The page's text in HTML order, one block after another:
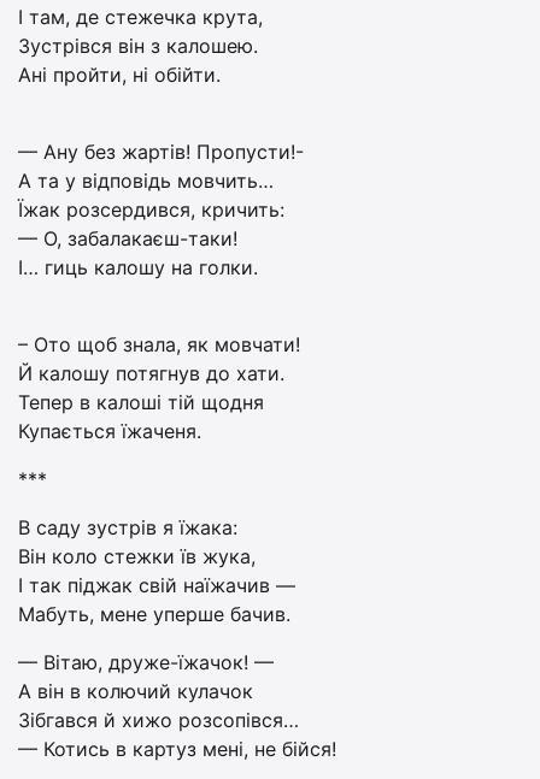
І там, де стежечка крута,
Зустрівся він з калошею.
Ані пройти, ні обійти.
— Ану без жартів! Пропусти!-
А та у відповідь мовчить…
Їжак розсердився, кричить:
— О, забалакаєш-таки!
І… гиць калошу на голки.
– Ото щоб знала, як мовчати!
Й калошу потягнув до хати.
Тепер в калоші тій щодня
Купається їжаченя.
***
В саду зустрів я їжака:
Він коло стежки їв жука,
І так піджак свій наїжачив —
Мабуть, мене уперше бачив.
— Вітаю, друже-їжачок! —
А він в колючий кулачок
Зібгався й хижо розсопівся…
— Котись в картуз мені, не бійся!